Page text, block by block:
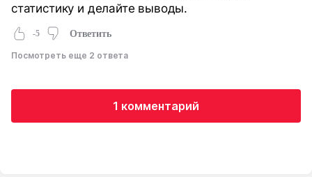
статистику и делайте выводы.
-5 Ответить
Посмотреть еще 2 ответа
1 комментарий